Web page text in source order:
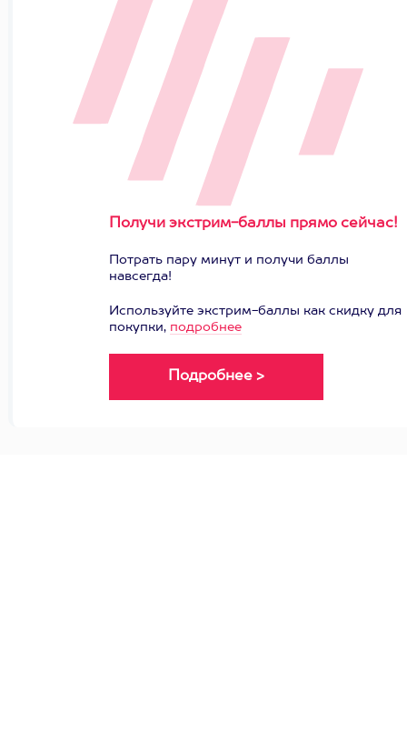
Получи экстрим-баллы прямо сейчас!
Потрать пару минут и получи баллы
навсегда!
Используйте экстрим-баллы как скидку для
покупки, подробнее